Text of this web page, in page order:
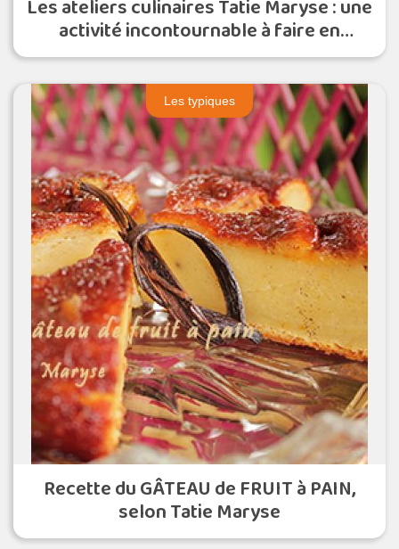
Les ateliers culinaires Tatie Maryse : une
activité incontournable à faire en
Martinique
Les typiques
Recette du GÂTEAU de FRUIT à PAIN,
selon Tatie Maryse